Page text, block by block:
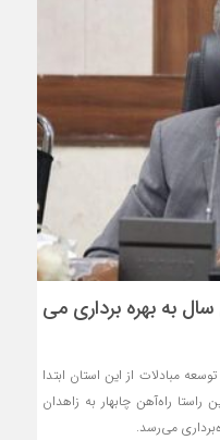
سال به بهره برداری می
مبادلات از این استان ابتدا
راستا راه‌آهن چابهار به زاهدان
می‌رسد.